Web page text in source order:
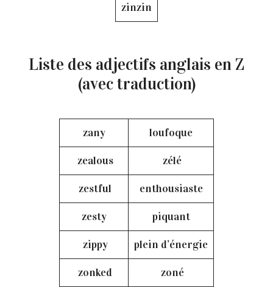
zinzin
Liste des adjectifs anglais en Z
(avec traduction)
zany loufoque
zealous zélé
zestful enthousiaste
zesty piquant
zippy plein d’énergie
zonked zoné